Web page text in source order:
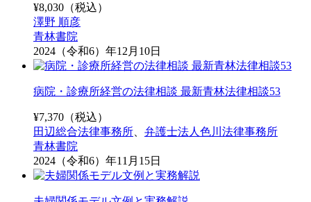
¥8,030 （税込）
澤野 順彦
青林書院
2024（令和6）年12月10日
病院・診療所経営の法律相談 最新青林法律相談53
¥7,370 （税込）
田辺総合法律事務所
弁護士法人色川法律事務所
青林書院
2024（令和6）年11月15日